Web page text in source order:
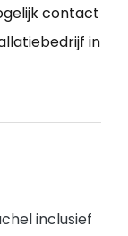
contact
in
inclusief